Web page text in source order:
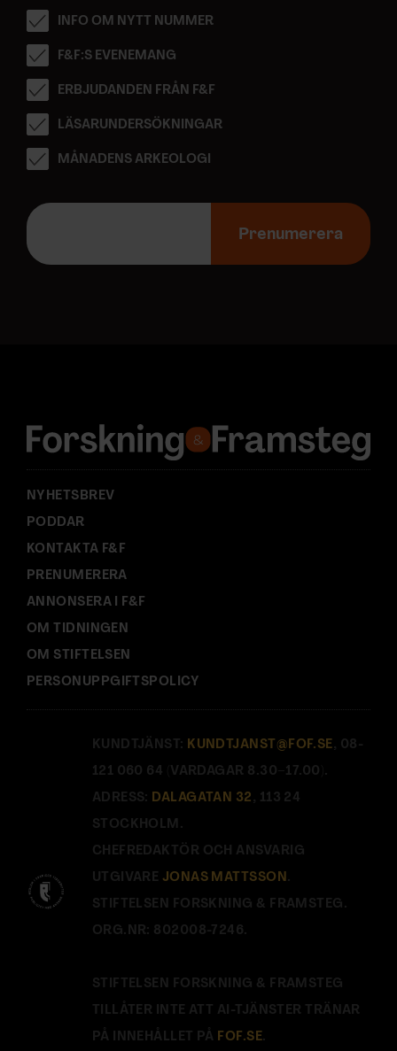
INFO OM NYTT NUMMER
F&F:S EVENEMANG
ERBJUDANDEN FRÅN F&F
LÄSARUNDERSÖKNINGAR
MÅNADENS ARKEOLOGI
E
p
s
:
Prenumerera
NYHETSBREV
PODDAR
KONTAKTA F&F
PRENUMERERA
ANNONSERA I F&F
OM TIDNINGEN
OM STIFTELSEN
PERSONUPPGIFTSPOLICY
KUNDTJÄNST: KUNDTJANST@FOF.SE , 08-
121 060 64 (VARDAGAR 8.30–17.00).
ADRESS: DALAGATAN 32 , 113 24
STOCKHOLM.
CHEFREDAKTÖR OCH ANSVARIG
UTGIVARE JONAS MATTSSON .
STIFTELSEN FORSKNING & FRAMSTEG.
ORG.NR: 802008-7246.
STIFTELSEN FORSKNING & FRAMSTEG
TILLÅTER INTE ATT AI-TJÄNSTER TRÄNAR
PÅ INNEHÅLLET PÅ FOF.SE.